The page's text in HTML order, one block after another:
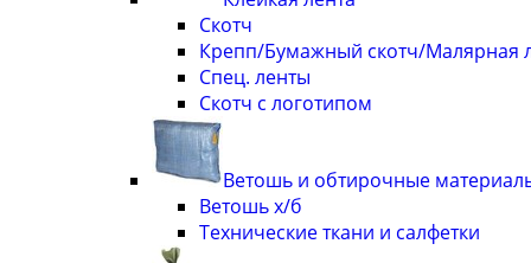
Скотч
Крепп/Бумажный скотч/Малярная
Спец. ленты
Скотч с логотипом
Ветошь и обтирочные
Ветошь х/б
Технические ткани и салфетки